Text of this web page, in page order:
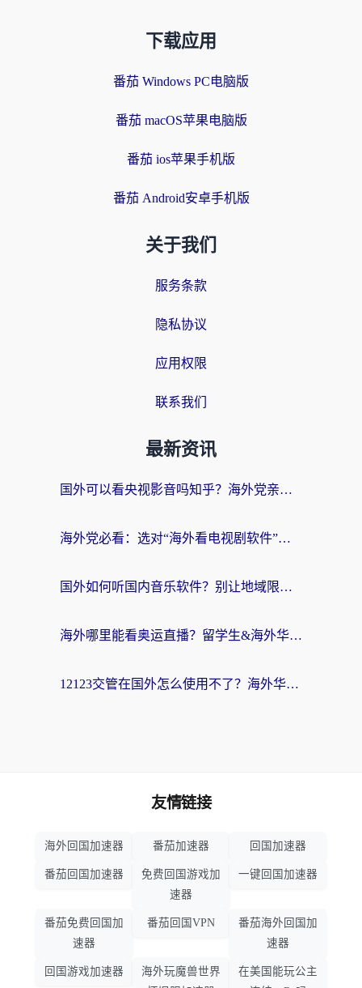
下载应用
番茄 Windows PC电脑版
番茄 macOS苹果电脑版
番茄 ios苹果手机版
番茄 Android安卓手机版
关于我们
服务条款
隐私协议
应用权限
联系我们
最新资讯
国外可以看央视影音吗知乎？海外党亲测有效的回国加速方案
海外党必看：选对“海外看电视剧软件”，再也不用愁国内剧刷不了
国外如何听国内音乐软件？别让地域限制，断了你的中文歌单
海外哪里能看奥运直播？留学生&海外华人必看的体育赛事观赛终极指南
12123交管在国外怎么使用不了？海外华人必看的无缝访问国内资源指南
友情链接
海外回国加速器 番茄加速器 回国加速器
番茄回国加速器
免费回国游戏加
速器
一键回国加速器
番茄免费回国加
速器
番茄回国VPN
番茄海外回国加
速器
回国游戏加速器
海外玩魔兽世界
在美国能玩公主